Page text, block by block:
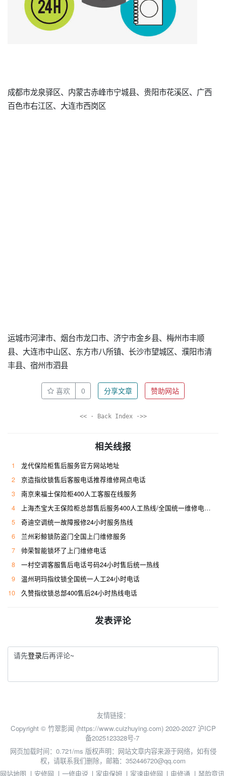
成都市龙泉驿区、内蒙古赤峰市宁城县、贵阳市花溪区、广西
百色市右江区、大连市西岗区
运城市河津市、烟台市龙口市、济宁市金乡县、梅州市丰顺
县、大连市中山区、东方市八所镇、长沙市望城区、濮阳市清
丰县、宿州市泗县
喜欢 0 分享文章 赞助网站
<< · Back Index ·>>
相关线报
1
龙代保险柜售后服务官方网站地址
2
京造指纹锁售后客服电话推荐维修网点电话
3
南京来福士保险柜400人工客服在线服务
4
上海杰宝大王保险柜总部售后服务400人工热线/全国统一维修电话是多少
5
奇迪空调统一故障报修24小时服务热线
6
兰州彩鲸锁防盗门全国上门维修服务
7
帅荣智能锁坏了上门维修电话
8
一村空调客服售后电话号码24小时售后统一热线
9
温州玥玛指纹锁全国统一人工24小时电话
10
久赞指纹锁总部400售后24小时热线电话
发表评论
请先登录后再评论~
友情链接：
Copyright © 竹翠影闻 (https://www.cuizhuying.com) 2020-2027 沪ICP
备2025123328号-7
网页加载时间：0.721/ms 版权声明：网站文章内容来源于网络，如有侵
权，请联系我们删除，邮箱：352446720@qq.com
网站地图 丨 安修网 丨 一修电说 丨 家电保姆 丨 家速电修网 丨 电修通 丨琴韵章讯